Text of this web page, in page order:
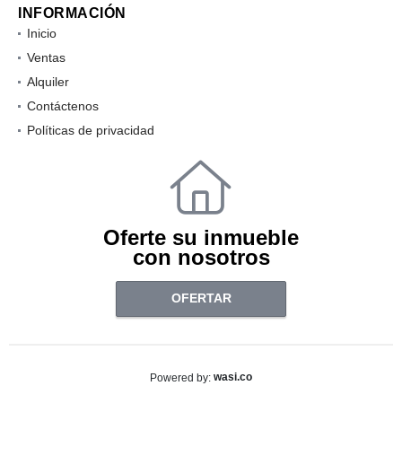
INFORMACIÓN
Inicio
Ventas
Alquiler
Contáctenos
Políticas de privacidad
Oferte su inmueble
con nosotros
OFERTAR
Powered by: wasi.co